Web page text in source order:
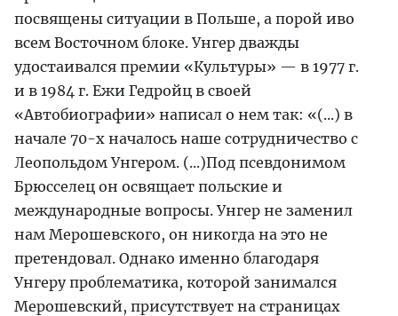
посвящены ситуации в Польше, а порой иво
всем Восточном блоке. Унгер дважды
удостаивался премии «Культуры» — в 1977 г.
и в 1984 г. Ежи Гедройц в своей
«Автобиографии» написал о нем так: «(...) в
начале 70-х началось наше сотрудничество с
Леопольдом Унгером. (...)Под псевдонимом
Брюсселец он освящает польские и
международные вопросы. Унгер не заменил
нам Мерошевского, он никогда на это не
претендовал. Однако именно благодаря
Унгеру проблематика, которой занимался
Мерошевский, присутствует на страницах